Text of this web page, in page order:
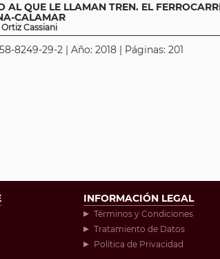
AL QUE LE LLAMAN TREN. EL
CALAMAR
Cassiani
8249-29-2 | Año: 2018 | Páginas: 201
INFORMACIÓN LEGAL
Términos y Condiciones
Tratamiento de Datos
Política de Privacidad